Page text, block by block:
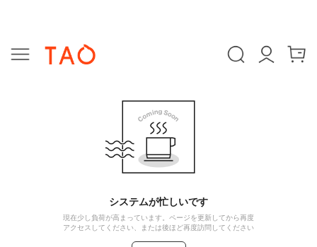
システムが忙しいです
現在少し負荷が高まっています。ページを更新してから再度
アクセスしてください、または後ほど再度訪問してください